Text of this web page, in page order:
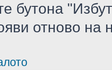
бутона
отново на